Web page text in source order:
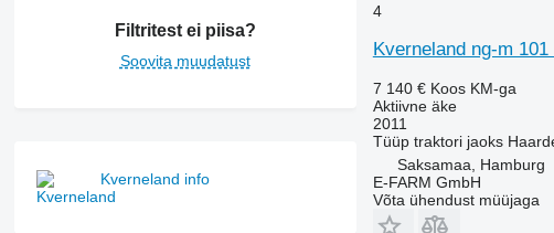
Filtritest ei piisa?
Soovita muudatust
Kverneland info
4
Kverneland ng-m
7 140 € Koos KM-ga
Aktiivne äke
2011
Tüüp traktori jaoks
Saksamaa, Hamburg
E-FARM GmbH
Võta ühendust müüjaga